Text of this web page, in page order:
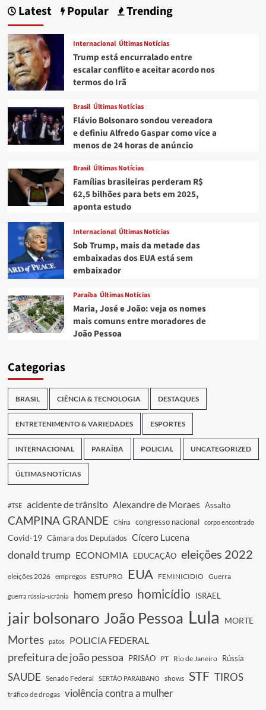
uso
vibrador,
Angélica
revela
Luciano
Huck
atacado
Latest Popular Trending
Internacional Últimas Notícias
Trump está encurralado entre
escalar conflito e aceitar acordo nos
termos do Irã
Brasil Últimas Notícias
Flávio Bolsonaro sondou vereadora
e definiu Alfredo Gaspar como vice a
menos de 24 horas de anúncio
Brasil Últimas Notícias
Famílias brasileiras perderam R$
62,5 bilhões para bets em 2025,
aponta estudo
Internacional Últimas Notícias
Sob Trump, mais da metade das
embaixadas dos EUA está sem
embaixador
Paraíba Últimas Notícias
Maria, José e João: veja os nomes
mais comuns entre moradores de
João Pessoa
Categorias
BRASIL CIÊNCIA & TECNOLOGIA DESTAQUES
ENTRETENIMENTO & VARIEDADES ESPORTES
INTERNACIONAL PARAÍBA POLICIAL UNCATEGORIZED
ÚLTIMAS NOTÍCIAS
#TSE acidente de trânsito Alexandre de Moraes Assalto
CAMPINA GRANDE China congresso nacional corpo encontrado
Covid-19 Câmara dos Deputados Cícero Lucena
donald trump ECONOMIA EDUCAÇÃO eleições 2022
eleições 2026 empregos ESTUPRO EUA FEMINICIDIO Guerra
guerra rússia-ucrânia homem preso homicídio ISRAEL
jair bolsonaro João Pessoa Lula MORTE
Mortes patos POLICIA FEDERAL
prefeitura de joão pessoa PRISÃO PT Rio de Janeiro Rússia
SAUDE Senado Federal SERTÃO PARAIBANO shows STF TIROS
tráfico de drogas violência contra a mulher